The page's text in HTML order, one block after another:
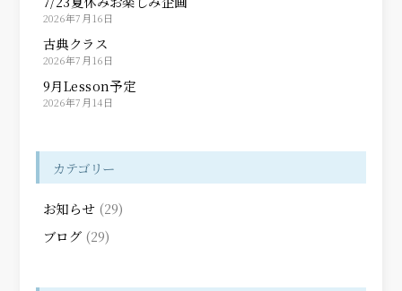
2026年7月16日
古典クラス
2026年7月16日
9月Lesson予定
2026年7月14日
カテゴリー
お知らせ(29)
ブログ (29)